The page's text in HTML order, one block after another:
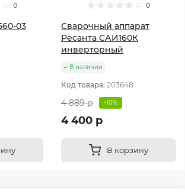
0
03
0
Сварочный аппарат
Ресанта САИ160К
инверторный
В наличии
Код товара: 203648
4 889 р -10%
4 400 р
В корзину